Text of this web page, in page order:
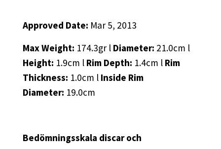
Approved Date: Mar 5, 2013
Max Weight: 174.3gr l Diameter: 21.0cm l
Height: 1.9cm l Rim Depth: 1.4cm l Rim
Thickness: 1.0cm l Inside Rim
Diameter: 19.0cm
Bedömningsskala discar och